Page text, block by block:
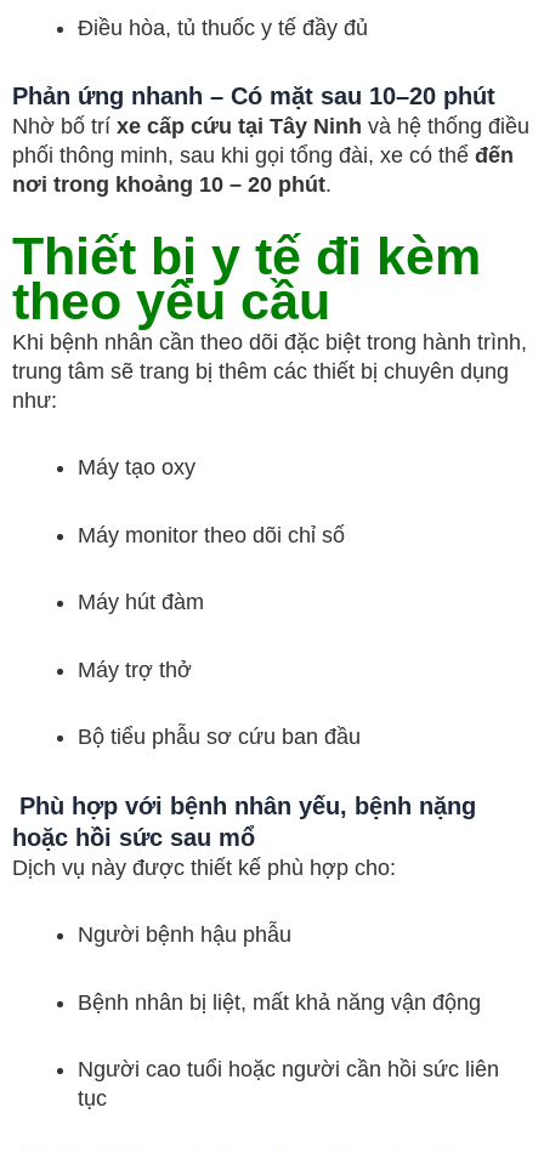
Điều hòa, tủ thuốc y tế đầy đủ
Phản ứng nhanh – Có mặt sau 10–20 phút
Nhờ bố trí xe cấp cứu tại Tây Ninh và hệ thống điều
phối thông minh, sau khi gọi tổng đài, xe có thể đến
nơi trong khoảng 10 – 20 phút.
Thiết bị y tế đi kèm
theo yêu cầu
Khi bệnh nhân cần theo dõi đặc biệt trong hành trình,
trung tâm sẽ trang bị thêm các thiết bị chuyên dụng
như:
Máy tạo oxy
Máy monitor theo dõi chỉ số
Máy hút đàm
Máy trợ thở
Bộ tiểu phẫu sơ cứu ban đầu
Phù hợp với bệnh nhân yếu, bệnh nặng
hoặc hồi sức sau mổ
Dịch vụ này được thiết kế phù hợp cho:
Người bệnh hậu phẫu
Bệnh nhân bị liệt, mất khả năng vận động
Người cao tuổi hoặc người cần hồi sức liên
tục